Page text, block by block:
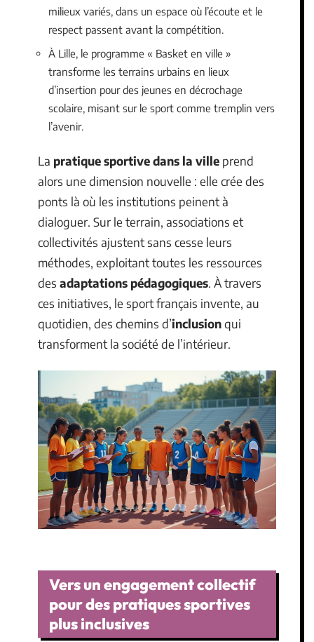
milieux variés, dans un espace où l’écoute et le
respect passent avant la compétition.
À Lille, le programme « Basket en ville »
transforme les terrains urbains en lieux
d’insertion pour des jeunes en décrochage
scolaire, misant sur le sport comme tremplin vers
l’avenir.
La pratique sportive dans la ville prend
alors une dimension nouvelle : elle crée des
ponts là où les institutions peinent à
dialoguer. Sur le terrain, associations et
collectivités ajustent sans cesse leurs
méthodes, exploitant toutes les ressources
des adaptations pédagogiques. À travers
ces initiatives, le sport français invente, au
quotidien, des chemins d’inclusionqui
transforment la société de l’intérieur.
Vers un engagement collectif
pour des pratiques sportives
plus inclusives